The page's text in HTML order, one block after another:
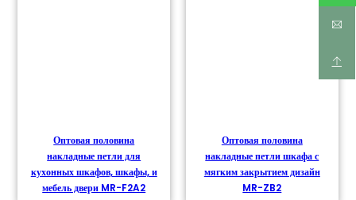
Оптовая половина
накладные петли для
кухонных шкафов, шкафы, и
мебель двери MR-F2A2
Оптовая половина
накладные петли шкафа с
мягким закрытием дизайн
MR-ZB2